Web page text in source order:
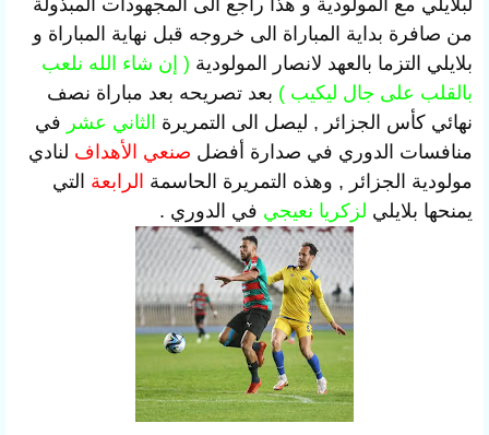
لبلايلي مع المولودية و هذا راجع الى المجهودات المبذولة
من صافرة بداية المباراة الى خروجه قبل نهاية المباراة و
بلايلي التزما بالعهد لانصار المولودية ( إن شاء الله نلعب
بالقلب على جال ليكيب ) بعد تصريحه بعد مباراة نصف
نهائي كأس الجزائر , ليصل الى التمريرة الثاني عشر في
منافسات الدوري في صدارة أفضل صنعي الأهداف لنادي
مولودية الجزائر , وهذه التمريرة الحاسمة الرابعة التي
يمنحها بلايلي لزكريا نعيجي في الدوري .